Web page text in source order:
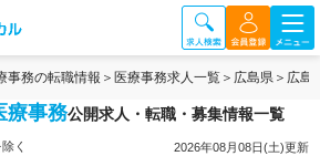
事務の転職情報 医療事務求人一覧 広島県 広島
療事務公開求人・転職・募集情報一覧
く 2026年08月08日(土)更新